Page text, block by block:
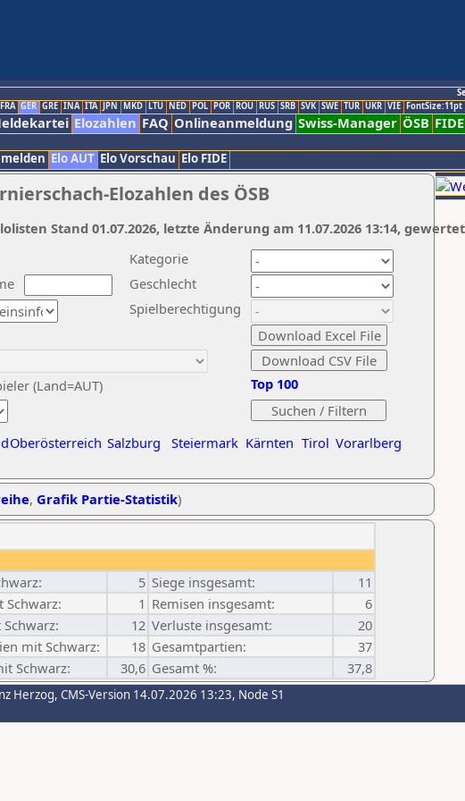
FRA GER GRE INA ITA JPN MKD LTU NED POL POR ROU RUS SRB SVK SWE TUR UKR VIE FontSize:11pt
Elozahlen FAQ Onlineanmeldung Swiss-Manager ÖSB FIDE
Elo AUT Elo Vorschau Elo FIDE
Elozahlen des ÖSB
Kategorie
Geschlecht
(Land=AUT)
Spielberechtigung
Oberösterreich Salzburg Steiermark Kärnten Tirol Vorarlberg
Top 100
Stand 01.07.2026, letzte Änderung am 11.07.2026 13:14,
, Grafik Partie-Statistik)
5 Siege insgesamt:
11
Schwarz: 1 Remisen insgesamt:
6
12 Verluste insgesamt:
20
mit Schwarz: 18 Gesamtpartien:
37
Schwarz: 30,6 Gesamt %: 37,8
Herzog, CMS-Version 14.07.2026 13:23, Node S1